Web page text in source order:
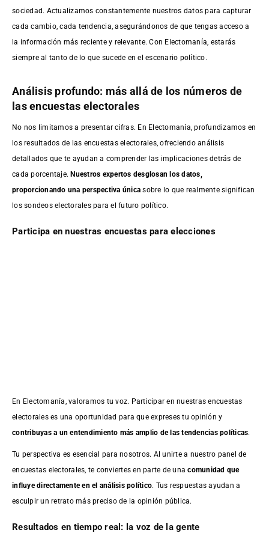
sociedad. Actualizamos constantemente nuestros datos para capturar
cada cambio, cada tendencia, asegurándonos de que tengas acceso a
la información más reciente y relevante. Con Electomanía, estarás
siempre al tanto de lo que sucede en el escenario político.
Análisis profundo: más allá de los números de
las encuestas electorales
No nos limitamos a presentar cifras. En Electomanía, profundizamos en
los resultados de las encuestas electorales, ofreciendo análisis
detallados que te ayudan a comprender las implicaciones detrás de
cada porcentaje.Nuestros expertos desglosan los datos,
proporcionando una perspectiva única sobre lo que realmente significan
los sondeos electorales para el futuro político.
Participa en nuestras encuestas para elecciones
En Electomanía, valoramos tu voz. Participar en nuestras encuestas
electorales es una oportunidad para que expreses tu opinión y
contribuyas a un entendimiento más amplio de las tendencias políticas.
Tu perspectiva es esencial para nosotros. Al unirte a nuestro panel de
encuestas electorales, te conviertes en parte de unacomunidad que
influye directamente en el análisis político. Tus respuestas ayudan a
esculpir un retrato más preciso de la opinión pública.
Resultados en tiempo real: la voz de la gente